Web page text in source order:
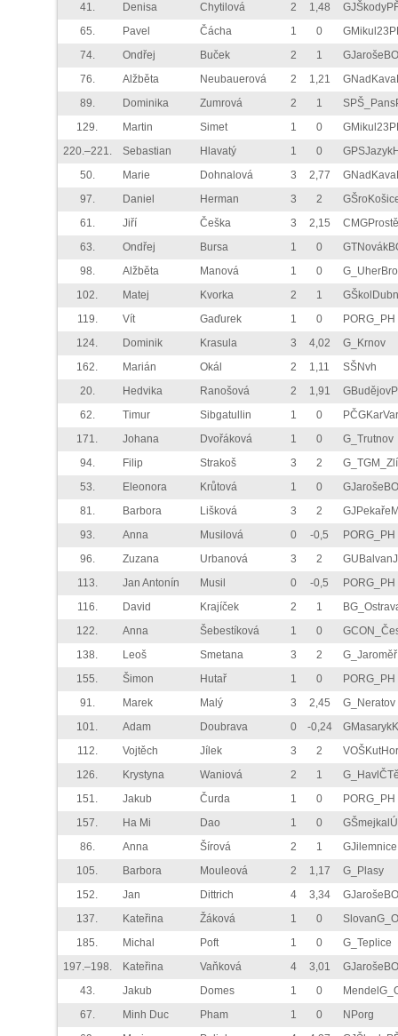
41.
Denisa Chytilová 2 1,48
65.
Pavel Čácha 1 0
74.
Ondřej Buček 2 1
GJarošeBO
76.
Alžběta Neubauerová 2 1,21
89.
Dominika Zumrová 2 1
129.
Martin Simet 1 0
220.–221.
Sebastian Hlavatý 1 0
50.
Marie Dohnalová 3 2,77
97.
Daniel Herman 3 2
61.
Jiří Češka 3 2,15
63.
Ondřej Bursa 1 0
98.
Alžběta Manová 1 0
102.
Matej Kvorka 2 1
119.
Vít Gaďurek 1 0
PORG_PH
124.
Dominik Krasula 3 4,02
G_Krnov
162.
Marián Okál 2 1,11
SŠNvh
20.
Hedvika Ranošová 2 1,91
62.
Timur Sibgatullin 1 0
171.
Johana Dvořáková 1 0
G_Trutnov
94.
Filip Strakoš 3 2
53.
Eleonora Krůtová 1 0
GJarošeBO
81.
Barbora Lišková 3 2
93.
Anna Musilová 0 -0,5
PORG_PH
96.
Zuzana Urbanová 3 2
113.
Jan Antonín Musil 0 -0,5
PORG_PH
116.
David Krajíček 2 1
122.
Anna Šebestíková 1 0
138.
Leoš Smetana 3 2
G_Jaroměř
155.
Šimon Hutař 1 0
PORG_PH
91.
Marek Malý 3 2,45
G_Neratov
101.
Adam Doubrava 0 -0,24
112.
Vojtěch Jílek 3 2
126.
Krystyna Waniová 2 1
151.
Jakub Čurda 1 0
PORG_PH
157.
Ha Mi Dao 1 0
86.
Anna Šírová 2 1
GJilemnice
105.
Barbora Mouleová 2 1,17
G_Plasy
152.
Jan Dittrich 4 3,34
GJarošeBO
137.
Kateřina Žáková 1 0
185.
Michal Poft 1 0
G_Teplice
197.–198.
Kateřina Vaňková 4 3,01
GJarošeBO
43.
Jakub Domes 1 0
67.
Minh Duc Pham 1 0
NPorg